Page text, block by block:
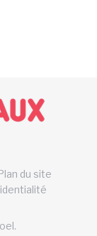
du site